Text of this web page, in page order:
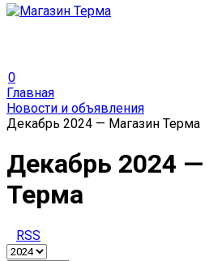
0
Главная
Новости и объявления
Декабрь 2024 — Магазин Терма
Декабрь 2024
Терма
RSS